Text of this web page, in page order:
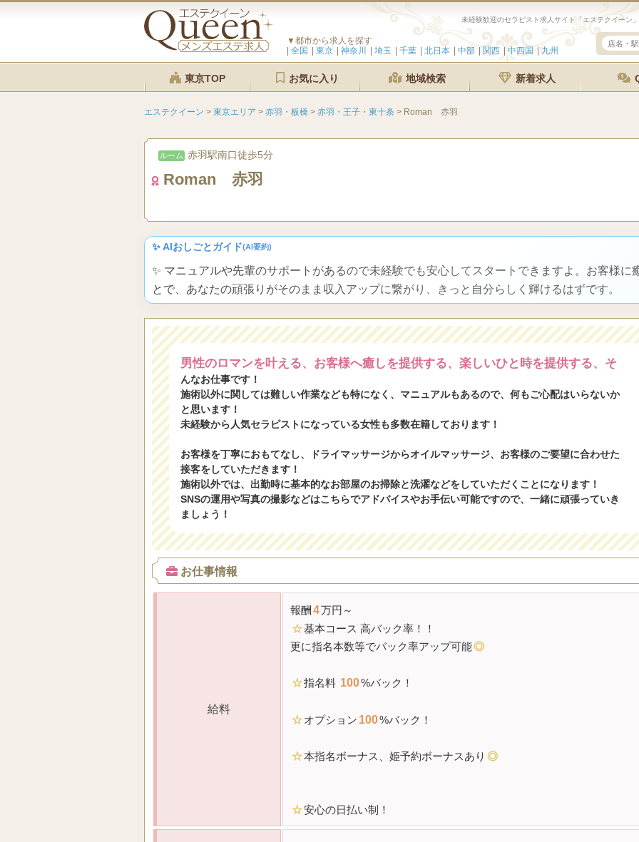
▼都市から求人を探す
全国
東京 神奈川 埼玉 千葉 北日本 中部 関西 中四国 九州
東京TOP お気に入り 地域検索 新着求人
エステクイーン > 東京エリア > 赤羽・板橋 > 赤羽・王子・東十条 > Roman 赤羽
ルーム 赤羽駅南口徒歩5分
Roman 赤羽
✨ AIおしごとガイド(AI要約)
✨ マニュアルや先輩のサポートがあるので未経験でも安心してスタートできますよ。お客様に
とで、あなたの頑張りがそのまま収入アップに繋がり、きっと自分らしく輝けるはずです。
男性のロマンを叶える、お客様へ癒しを提供する、楽しいひと時を提供する、そ
んなお仕事です！
施術以外に関しては難しい作業なども特になく、マニュアルもあるので、何もご心配はいらないか
と思います！
未経験から人気セラピストになっている女性も多数在籍しております！
お客様を丁寧におもてなし、ドライマッサージからオイルマッサージ、お客様のご要望に合わせた
接客をしていただきます！
施術以外では、出勤時に基本的なお部屋のお掃除と洗濯などをしていただくことになります！
SNSの運用や写真の撮影などはこちらでアドバイスやお手伝い可能ですので、一緒に頑張っていき
ましょう！
お仕事情報
給料
報酬 4万円～
☆基本コース 高バック率 ！！
更に指名本数等でバック率アップ可能◎
☆指名料 100%バック！
☆オプション 100%バック！
☆本指名ボーナス、姫予約ボーナスあり ◎
☆安心の日払い制！